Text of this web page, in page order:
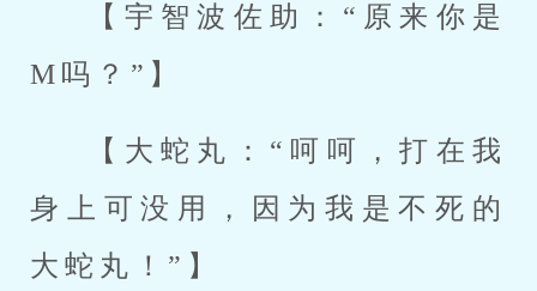
【宇智波佐助：“原来你是
M吗？”】
【大蛇丸：“呵呵，打在我
身上可没用，因为我是不死的
大蛇丸！”】